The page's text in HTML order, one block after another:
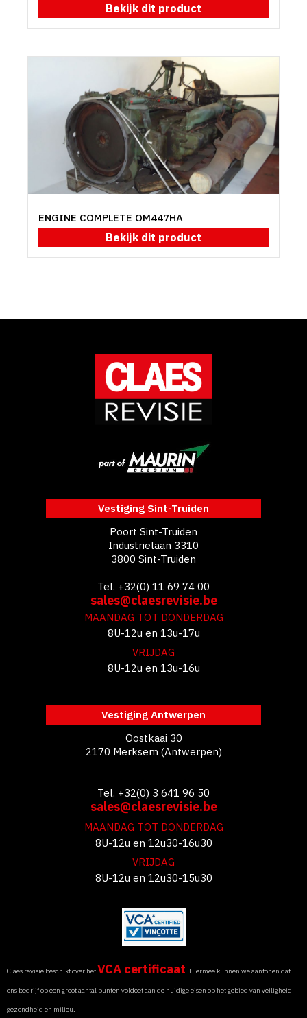
Bekijk dit product
ENGINE COMPLETE OM447HA
Bekijk dit product
Vestiging Sint-Truiden
Poort Sint-Truiden
Industrielaan 3310
3800 Sint-Truiden
Tel. +32(0) 11 69 74 00
sales@claesrevisie.be
MAANDAG TOT DONDERDAG
8U-12u en 13u-17u
VRIJDAG
8U-12u en 13u-16u
Vestiging Antwerpen
Oostkaai 30
2170 Merksem (Antwerpen)
Tel. +32(0) 3 641 96 50
sales@claesrevisie.be
MAANDAG TOT DONDERDAG
8U-12u en 12u30-16u30
VRIJDAG
8U-12u en 12u30-15u30
Claes revisie beschikt over hetVCA certificaat. Hiermee kunnen we aantonen dat
ons bedrijf op een groot aantal punten voldoet aan de huidige eisen op het gebied van veiligheid,
gezondheid en milieu.